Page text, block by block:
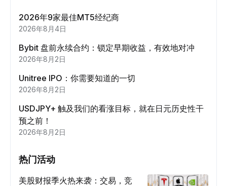
2026年9家最佳MT5经纪商
2026年8月4日
Bybit 盘前永续合约：锁定早期收益，有效地对冲
2026年8月2日
Unitree IPO：你需要知道的一切
2026年8月2日
USDJPY+ 触及我们的看涨目标，就在日元历史性干
预之前！
2026年8月2日
热门活动
美股财报季火热来袭：交易，竞